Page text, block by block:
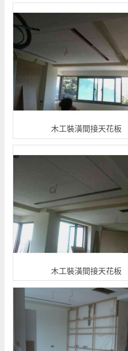
木工裝潢間接天花板
木工裝潢間接天花板